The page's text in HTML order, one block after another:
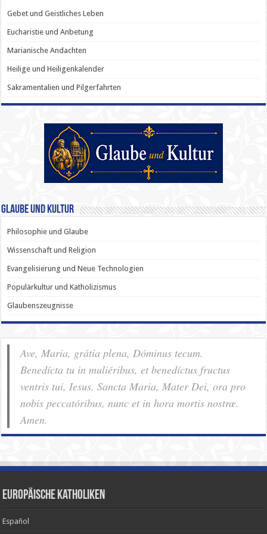
Gebet und Geistliches Leben
Eucharistie und Anbetung
Marianische Andachten
Heilige und Heiligenkalender
Sakramentalien und Pilgerfahrten
Glaube und Kultur
Philosophie und Glaube
Wissenschaft und Religion
Evangelisierung und Neue Technologien
Populärkultur und Katholizismus
Glaubenszeugnisse
Ave, Maria, grátia plena, Dóminus tecum.
Benedícta tu in muliéribus, et benedíctus fructus
ventris tui, Iesus. Sancta Maria, Mater Dei, ora pro
nobis pec­ca­tóribus, nunc et in hora mortis nostræ.
Amen.
Europäische Katholiken
Español